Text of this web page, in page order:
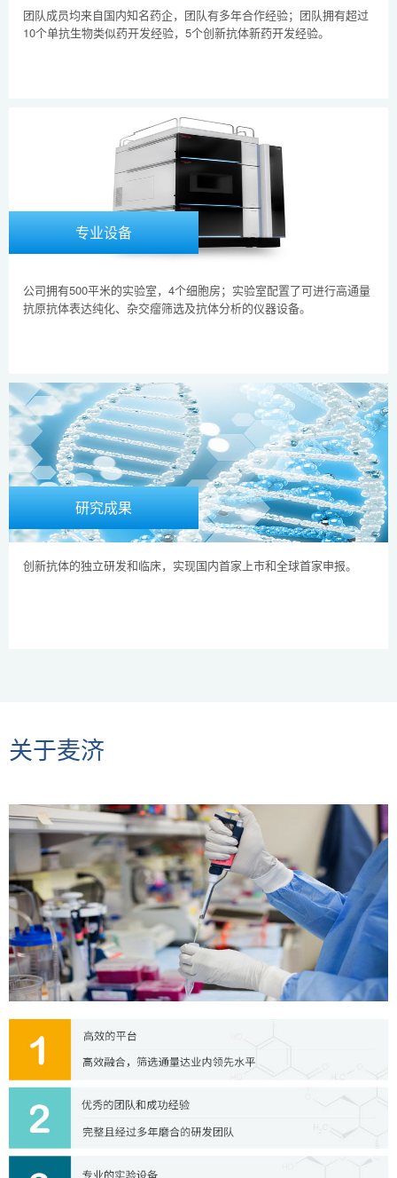
团队成员均来自国内知名药企，团队有多年合作经验；团队拥有超过
10个单抗生物类似药开发经验，5个创新抗体新药开发经验。
专业设备
公司拥有500平米的实验室，4个细胞房；实验室配置了可进行高通量
抗原抗体表达纯化、杂交瘤筛选及抗体分析的仪器设备。
研究成果
创新抗体的独立研发和临床，实现国内首家上市和全球首家申报。
关于麦济